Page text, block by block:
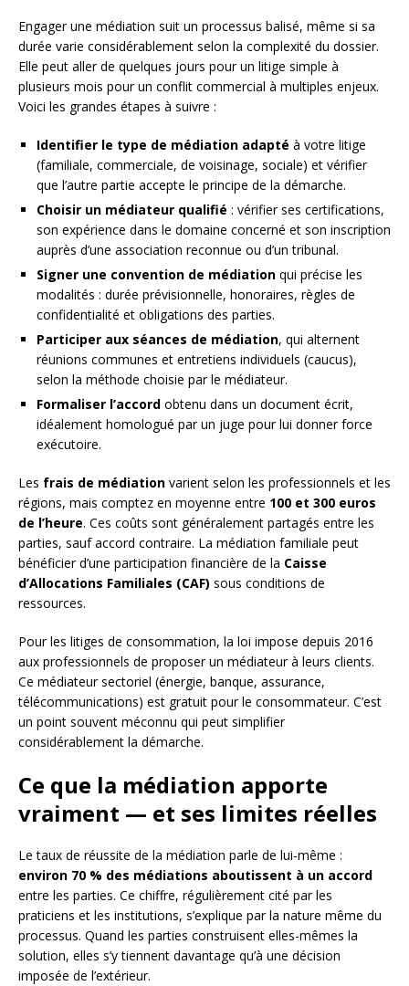
Engager une médiation suit un processus balisé, même si sa
durée varie considérablement selon la complexité du dossier.
Elle peut aller de quelques jours pour un litige simple à
plusieurs mois pour un conflit commercial à multiples enjeux.
Voici les grandes étapes à suivre :
Identifier le type de médiation adapté à votre litige
(familiale, commerciale, de voisinage, sociale) et vérifier
que l’autre partie accepte le principe de la démarche.
Choisir un médiateur qualifié : vérifier ses certifications,
son expérience dans le domaine concerné et son inscription
auprès d’une association reconnue ou d’un tribunal.
Signer une convention de médiation qui précise les
modalités : durée prévisionnelle, honoraires, règles de
confidentialité et obligations des parties.
Participer aux séances de médiation, qui alternent
réunions communes et entretiens individuels (caucus),
selon la méthode choisie par le médiateur.
Formaliser l’accord obtenu dans un document écrit,
idéalement homologué par un juge pour lui donner force
exécutoire.
Les frais de médiation varient selon les professionnels et les
régions, mais comptez en moyenne entre 100 et 300 euros
de l’heure. Ces coûts sont généralement partagés entre les
parties, sauf accord contraire. La médiation familiale peut
bénéficier d’une participation financière de la Caisse
d’Allocations Familiales (CAF) sous conditions de
ressources.
Pour les litiges de consommation, la loi impose depuis 2016
aux professionnels de proposer un médiateur à leurs clients.
Ce médiateur sectoriel (énergie, banque, assurance,
télécommunications) est gratuit pour le consommateur. C’est
un point souvent méconnu qui peut simplifier
considérablement la démarche.
Ce que la médiation apporte
vraiment — et ses limites réelles
Le taux de réussite de la médiation parle de lui-même :
environ 70 % des médiations aboutissent à un accord
entre les parties. Ce chiffre, régulièrement cité par les
praticiens et les institutions, s’explique par la nature même du
processus. Quand les parties construisent elles-mêmes la
solution, elles s’y tiennent davantage qu’à une décision
imposée de l’extérieur.